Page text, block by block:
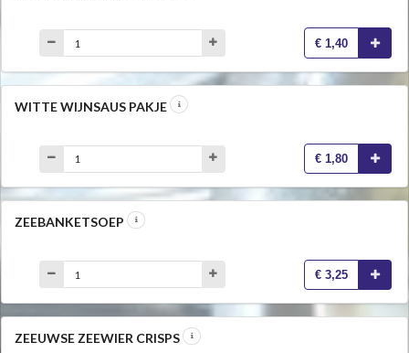
€ 1,40
WITTE WIJNSAUS PAKJE
€ 1,80
ZEEBANKETSOEP
€ 3,25
ZEEUWSE ZEEWIER CRISPS